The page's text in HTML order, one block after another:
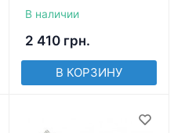
В наличии
2 410 грн.
В КОРЗИНУ